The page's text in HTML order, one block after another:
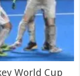
World Cup